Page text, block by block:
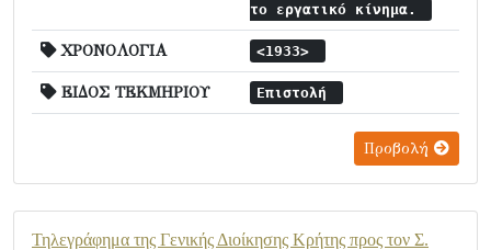
το εργατικό κίνημα.
ΧΡΟΝΟΛΟΓΙΑ <1933>
ΕΙΔΟΣ ΤΕΚΜΗΡΙΟΥ Επιστολή
Προβολή
Τηλεγράφημα της Γενικής Διοίκησης Κρήτης προς τον Σ.